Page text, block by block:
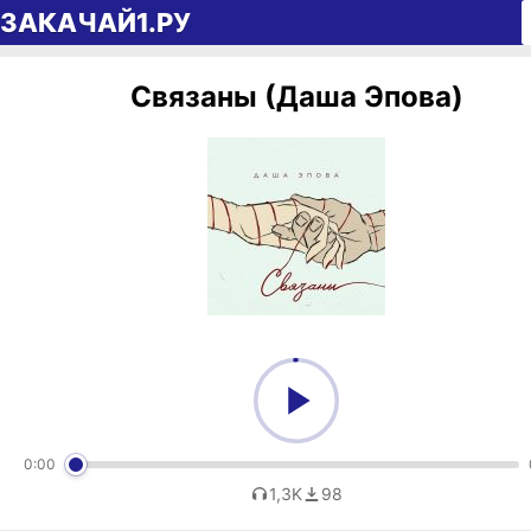
Перейти к содержимому
ЗАКАЧАЙ1.РУ
Связаны (Даша Эпова)
0:00
1,3K 98